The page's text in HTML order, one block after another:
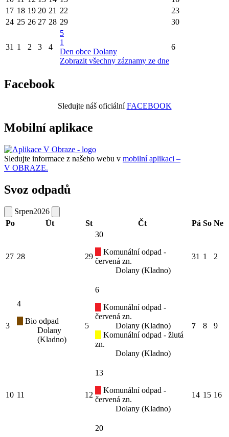
17 18 19 20 21 22
23
24 25 26 27 28 29 30
31 1 2 3 4
5
1
Den obce Dolany
Zobrazit všechny záznamy ze dne
6
Facebook
Sledujte náš oficiálníFACEBOOK
Mobilní aplikace
Sledujte informace z našeho webu v mobilní aplikaci –
V OBRAZE.
Svoz odpadů
Srpen2026
Po
Út St Čt Pá So Ne
27 28 29
30
Komunální odpad -
červená zn.
Dolany (Kladno)
31 1 2
3
4
Bio odpad
Dolany
(Kladno)
5
6
Komunální odpad -
červená zn.
Dolany (Kladno)
Komunální odpad - žlutá
zn.
Dolany (Kladno)
7 8 9
10 11 12
13
Komunální odpad -
červená zn.
Dolany (Kladno)
14 15 16
20